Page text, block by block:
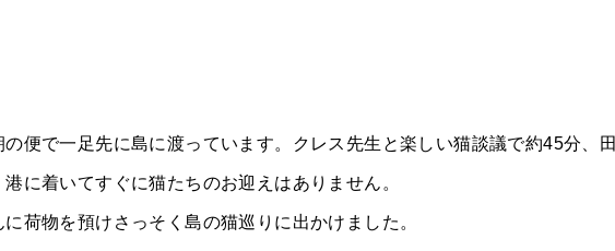
便で一足先に島に渡っています。クレス先生と楽しい猫談議で約45分、田
に着いてすぐに猫たちのお迎えはありません。
荷物を預けさっそく島の猫巡りに出かけました。